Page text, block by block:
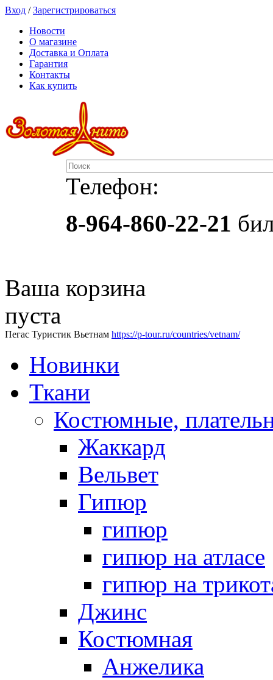
Вход /Зарегистрироваться
Новости
О магазине
Доставка и Оплата
Гарантия
Контакты
Как купить
Телефон:
8-964-860-22-21
Ваша корзина
пуста
Пегас Туристик Вьетнам https://p-tour.ru/countries/vetnam/
Новинки
Ткани
Костюмные,
Жаккард
Вельвет
Гипюр
гипюр
гипюр на атласе
гипюр на
Джинс
Костюмная
Анжелика